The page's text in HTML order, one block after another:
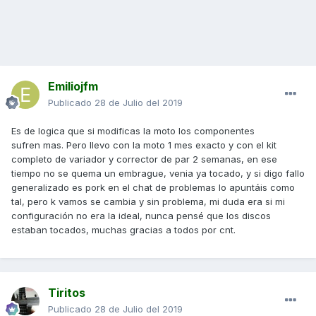
Emiliojfm
Publicado 28 de Julio del 2019
Es de logica que si modificas la moto los componentes
sufren mas. Pero llevo con la moto 1 mes exacto y con el kit
completo de variador y corrector de par 2 semanas, en ese
tiempo no se quema un embrague, venia ya tocado, y si digo fallo
generalizado es pork en el chat de problemas lo apuntáis como
tal, pero k vamos se cambia y sin problema, mi duda era si mi
configuración no era la ideal, nunca pensé que los discos
estaban tocados, muchas gracias a todos por cnt.
Tiritos
Publicado 28 de Julio del 2019